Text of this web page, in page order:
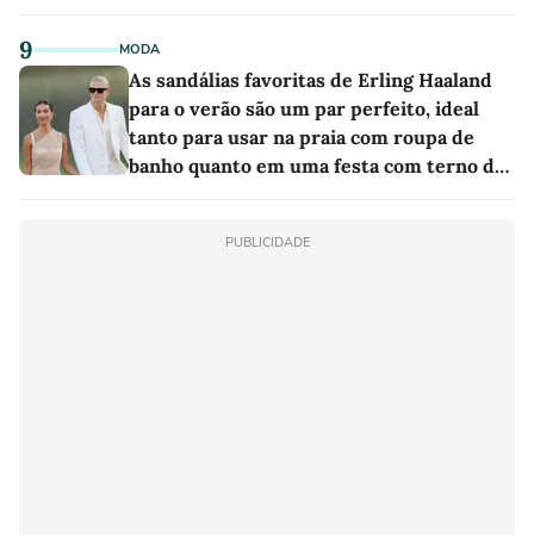
9 MODA
As sandálias favoritas de Erling Haaland
para o verão são um par perfeito, ideal
tanto para usar na praia com roupa de
banho quanto em uma festa com terno de
PUBLICIDADE